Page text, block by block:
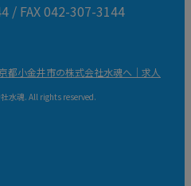
/ FAX 042-307-3144
都小金井市の株式会社水魂へ｜求人
水魂. All rights reserved.